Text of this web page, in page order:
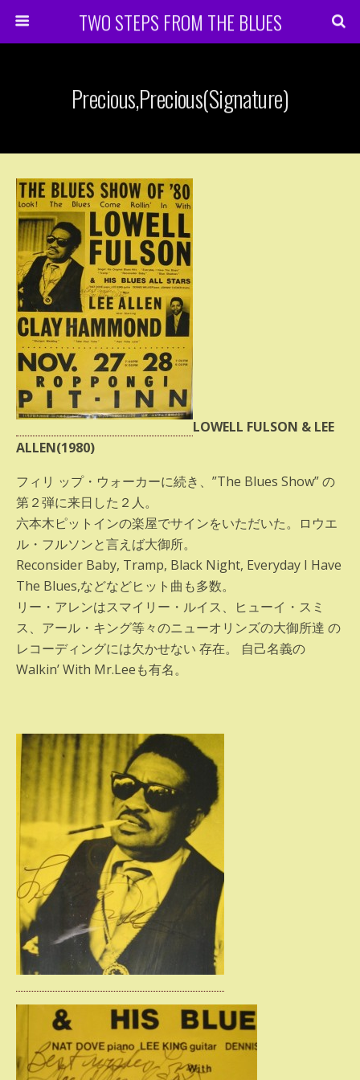
TWO STEPS FROM THE BLUES
Precious,Precious(Signature)
LOWELL FULSON & LEE
ALLEN(1980)
フィリ ップ・ウォーカーに続き、”The Blues Show” の
第２弾に来日した２人。
六本木ピットインの楽屋でサインをいただいた。ロウエ
ル・フルソンと言えば大御所。
Reconsider Baby, Tramp, Black Night, Everyday I Have
The Blues,などなどヒット曲も多数。
リー・アレンはスマイリー・ルイス、ヒューイ・スミ
ス、アール・キング等々のニューオリンズの大御所達 の
レコーディングには欠かせない 存在。 自己名義の
Walkin’ With Mr.Leeも有名。